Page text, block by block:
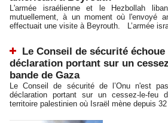
L'armée israélienne et le Hezbollah
mutuellement, à un moment où l'envoyé
effectuait une visite à Beyrouth. L’armée
Le Conseil de sécurité
déclaration portant sur un
bande de Gaza
Le Conseil de sécurité de l’Onu n'est
déclaration portant sur un cessez-le-feu
territoire palestinien où Israël mène depuis